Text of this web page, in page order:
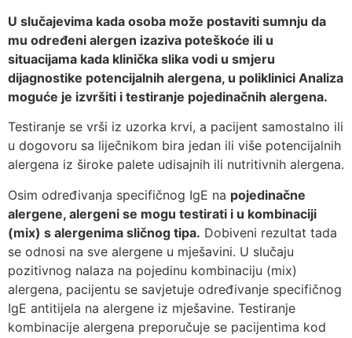
U slučajevima kada osoba može postaviti sumnju da
mu određeni alergen izaziva poteškoće ili u
situacijama kada klinička slika vodi u smjeru
dijagnostike potencijalnih alergena, u poliklinici Analiza
moguće je izvršiti i testiranje pojedinačnih alergena.
Testiranje se vrši iz uzorka krvi, a pacijent samostalno ili
u dogovoru sa liječnikom bira jedan ili više potencijalnih
alergena iz široke palete udisajnih ili nutritivnih alergena.
Osim određivanja specifičnog IgE na pojedinačne
alergene, alergeni se mogu testirati i u kombinaciji
(mix) s alergenima sličnog tipa. Dobiveni rezultat tada
se odnosi na sve alergene u mješavini. U slučaju
pozitivnog nalaza na pojedinu kombinaciju (mix)
alergena, pacijentu se savjetuje određivanje specifičnog
IgE antitijela na alergene iz mješavine. Testiranje
kombinacije alergena preporučuje se pacijentima kod